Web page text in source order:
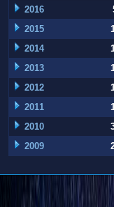
2016
2015
2014
2013
2012
2011
2010
2009